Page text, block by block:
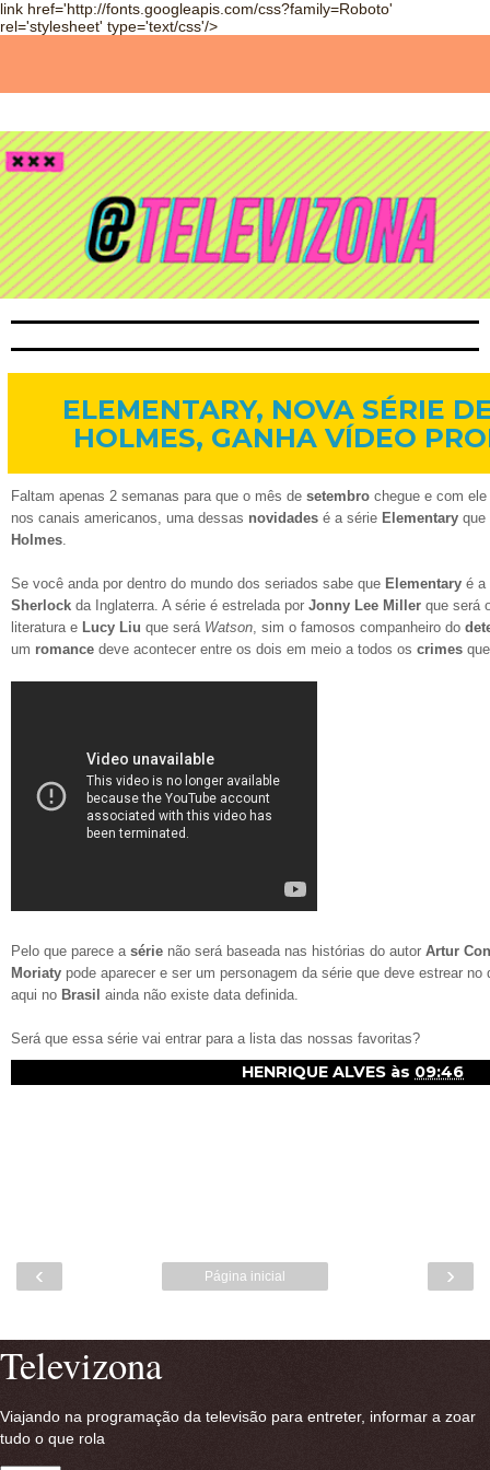
link href='http://fonts.googleapis.com/css?family=Roboto'
rel='stylesheet' type='text/css'/>
ELEMENTARY, NOVA SÉRIE
HOLMES, GANHA VÍDEO
Faltam apenas 2 semanas para que o mês de setembro chegue e com
nos canais americanos, uma dessas novidades é a série Elementary que
Holmes.
Se você anda por dentro do mundo dos seriados sabe que Elementary é a
Sherlock da Inglaterra. A série é estrelada por Jonny Lee Miller que será
literatura e Lucy Liu que será Watson, sim o famosos companheiro do
um romance deve acontecer entre os dois em meio a todos os crimes
Pelo que parece a série não será baseada nas histórias do autor Artur
Moriaty pode aparecer e ser um personagem da série que deve estrear no
aqui no Brasil ainda não existe data definida.
Será que essa série vai entrar para a lista das nossas favoritas?
HENRIQUE ALVES às 09:46
‹ ›
Página inicial
Televizona
Viajando na programação da televisão para entreter, informar a zoar
tudo o que rola